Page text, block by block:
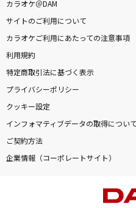
カラオケ＠DAM
サイトのご利用について
カラオケご利用にあたっての注意事項
利用規約
特定商取引法に基づく表示
プライバシーポリシー
クッキー設定
インフォマティブデータの取得について
ご契約方法
企業情報（コーポレートサイト）